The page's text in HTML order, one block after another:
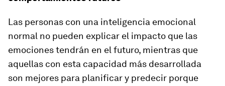
Las personas con una inteligencia emocional
normal no pueden explicar el impacto que las
emociones tendrán en el futuro, mientras que
aquellas con esta capacidad más desarrollada
son mejores para planificar y predecir porque